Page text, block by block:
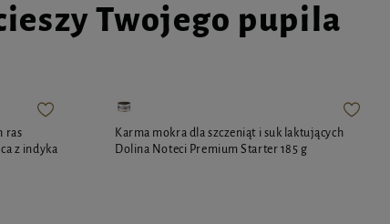
Twojego pupila
ras
z indyka
Karma mokra dla szczeniąt i suk laktujących
Dolina Noteci Premium Starter 185 g